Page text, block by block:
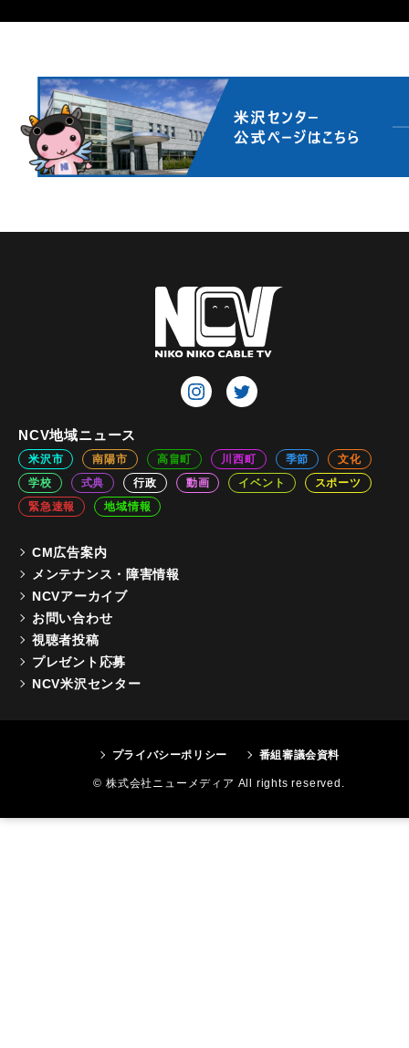
NCV地域ニュース
米沢市 南陽市 高畠町 川西町 季節
文化
学校
式典 行政 動画 イベント
スポーツ
緊急速報
地域情報
CM広告案内
メンテナンス・障害情報
NCVアーカイブ
お問い合わせ
視聴者投稿
プレゼント応募
NCV米沢センター
プライバシーポリシー 番組審議会資料
© 株式会社ニューメディア All rights reserved.